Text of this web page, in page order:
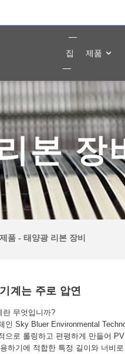
집 제품
본 장
제품 - 태양광 리본 장비
계는 주로 압연
란 무엇입니까?
인 Sky Bluer Environmental
으로 롤링하고 편평하게 만들어
하기에 적합한 특정 길이와 너비